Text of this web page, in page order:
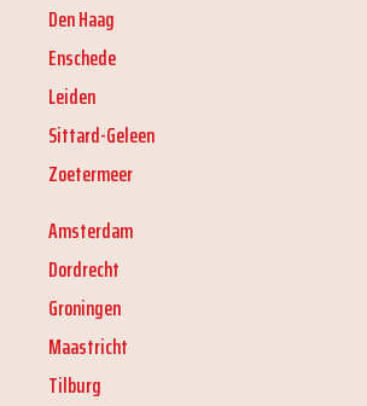
Den Haag
Enschede
Leiden
Sittard-Geleen
Zoetermeer
Amsterdam
Dordrecht
Groningen
Maastricht
Tilburg